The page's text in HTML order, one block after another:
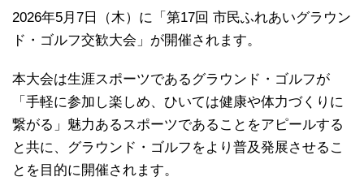
2026年5月7日（木）に「第17回 市民ふれあいグラウン
ド・ゴルフ交歓大会」が開催されます。
本大会は生涯スポーツであるグラウンド・ゴルフが
「手軽に参加し楽しめ、ひいては健康や体力づくりに
繋がる」魅力あるスポーツであることをアピールする
と共に、グラウンド・ゴルフをより普及発展させるこ
とを目的に開催されます。